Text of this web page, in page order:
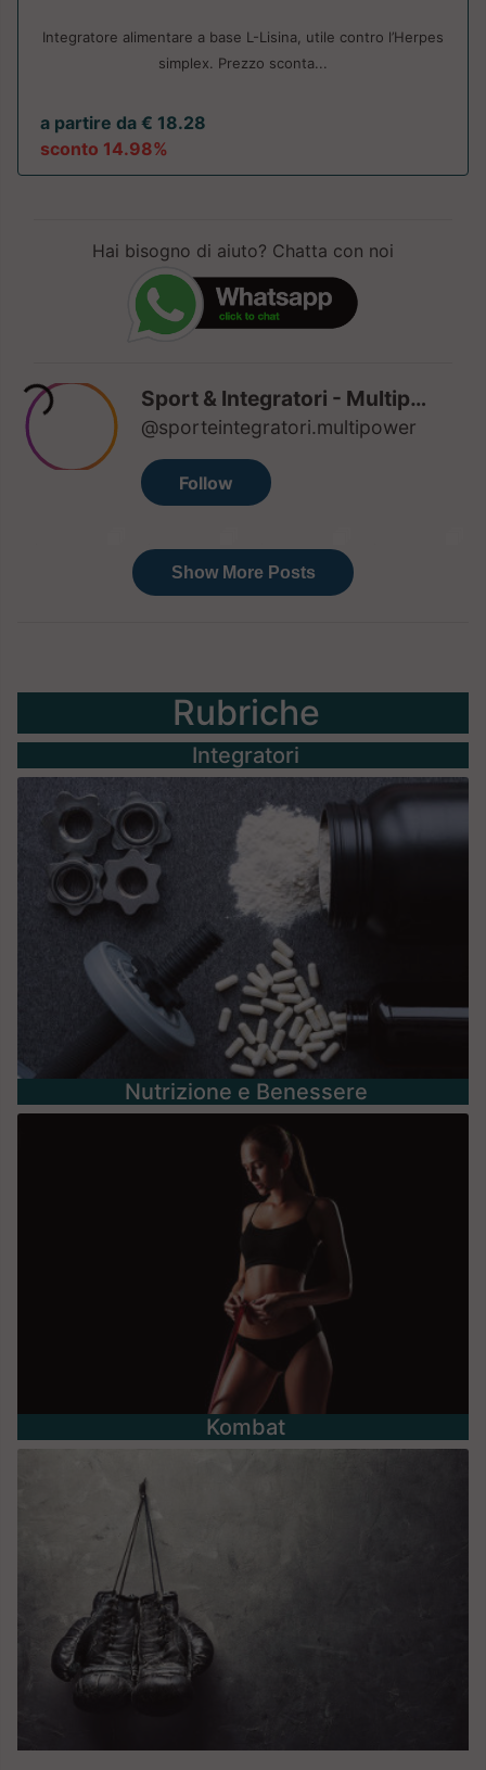
Integratore alimentare a base L-Lisina, utile contro l’Herpes
simplex. Prezzo sconta...
a partire da € 18.28
sconto 14.98%
Hai bisogno di aiuto? Chatta con noi
Rubriche
Integratori
Nutrizione e Benessere
Kombat